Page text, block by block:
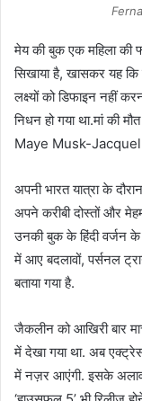
मेय की बुक एक महिला की
सिखाया है, खासकर यह
लक्ष्यों को डिफाइन नहीं
निधन हो गया था.मां की
Maye Musk-
अपनी भारत यात्रा के
अपने करीबी दोस्तों और
उनकी बुक के हिंदी वर्जन
में आए बदलावों, पर्सनल
बताया गया है.
जैकलीन को आखिरी बार
में देखा गया था. अब
में नज़र आएंगी. इसके